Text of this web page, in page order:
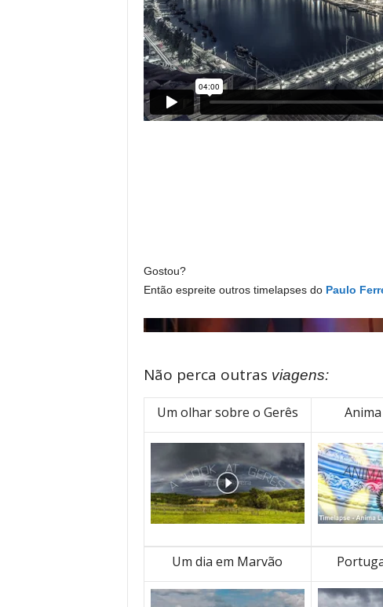
Gostou?
Então espreite outros timelapses do Paulo
Não perca outras viagens:
Um olhar sobre o Gerês
Um dia em Marvão